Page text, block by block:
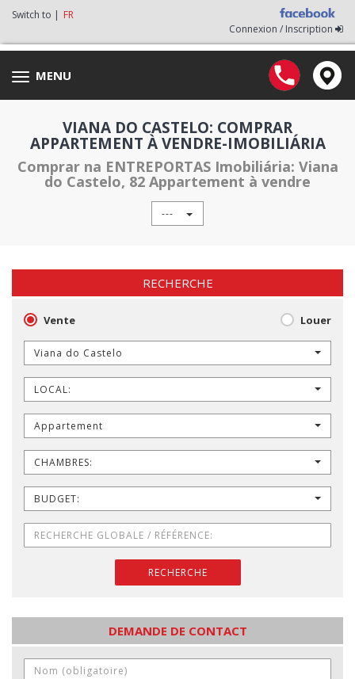
Switch to | FR
Connexion / Inscription
Toggle
navigation
MENU
VIANA DO CASTELO: COMPRAR
APPARTEMENT À VENDRE-IMOBILIÁRIA
Comprar na ENTREPORTAS Imobiliária: Viana
do Castelo, 82 Appartement à vendre
---
RECHERCHE
Vente Louer
Viana do Castelo
LOCAL:
Appartement
CHAMBRES:
BUDGET:
RECHERCHE
DEMANDE DE CONTACT